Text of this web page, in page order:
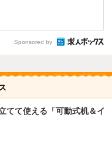
Sponsored by
てて使える「可動式机＆イ